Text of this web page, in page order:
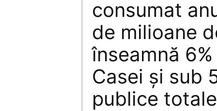
consumat
de milioane
înseamnă
Casei şi sub
publice